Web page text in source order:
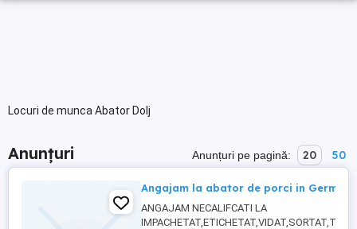
Locuri de munca Abator Dolj
Anunțuri Anunțuri pe pagină: 20 50
Angajam la abator de porci in
ANGAJAM NECALIFCATI LA